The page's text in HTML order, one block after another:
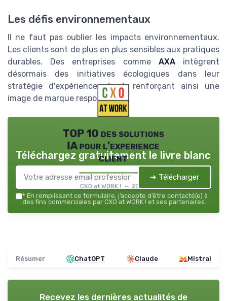
Les défis environnementaux
Il ne faut pas oublier les impacts environnementaux.
Les clients sont de plus en plus sensibles aux pratiques
durables. Des entreprises comme AXAintègrent
désormais des initiatives écologiques dans leur
stratégie d'expérience client, renforçant ainsi une
image de marque responsable.
TOP 10 des solutions
IA pour l'experience
client
CXO at WORK ! — 2026
Téléchargez gratuitement le livre blanc
➔ Télécharger
* En remplissant ce formulaire, j’accepte d’être contacté(e) à
des fins commerciales par CXO at WORK ! et ses partenaires.
Résumer ChatGPT Claude Mistral
Recevez les dernières actualités de